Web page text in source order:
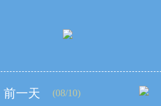
前一天 (08/10)